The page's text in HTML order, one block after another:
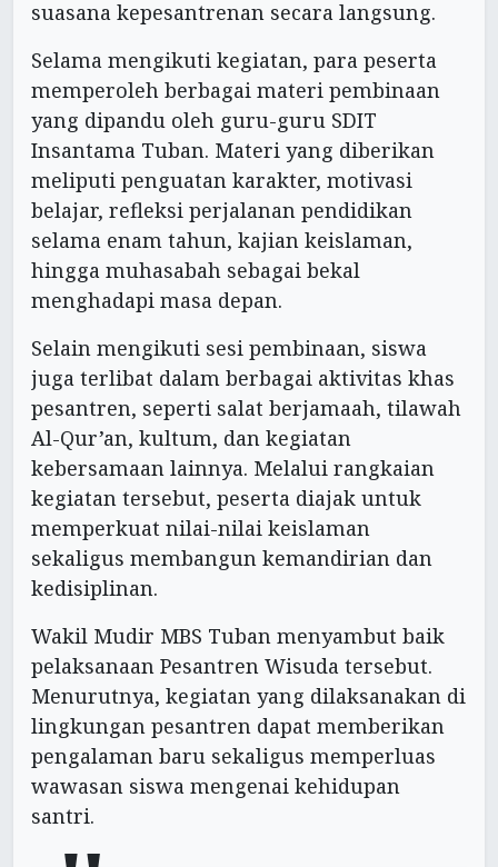
suasana kepesantrenan secara langsung.
Selama mengikuti kegiatan, para peserta
memperoleh berbagai materi pembinaan
yang dipandu oleh guru-guru SDIT
Insantama Tuban. Materi yang diberikan
meliputi penguatan karakter, motivasi
belajar, refleksi perjalanan pendidikan
selama enam tahun, kajian keislaman,
hingga muhasabah sebagai bekal
menghadapi masa depan.
Selain mengikuti sesi pembinaan, siswa
juga terlibat dalam berbagai aktivitas khas
pesantren, seperti salat berjamaah, tilawah
Al-Qur’an, kultum, dan kegiatan
kebersamaan lainnya. Melalui rangkaian
kegiatan tersebut, peserta diajak untuk
memperkuat nilai-nilai keislaman
sekaligus membangun kemandirian dan
kedisiplinan.
Wakil Mudir MBS Tuban menyambut baik
pelaksanaan Pesantren Wisuda tersebut.
Menurutnya, kegiatan yang dilaksanakan di
lingkungan pesantren dapat memberikan
pengalaman baru sekaligus memperluas
wawasan siswa mengenai kehidupan
santri.